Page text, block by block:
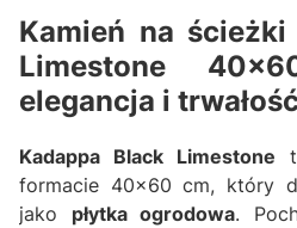
Kamień na ścieżki
Limestone
elegancja i
Kadappa Black Limestone
formacie 40x60 cm, który
jako płytka ogrodowa.